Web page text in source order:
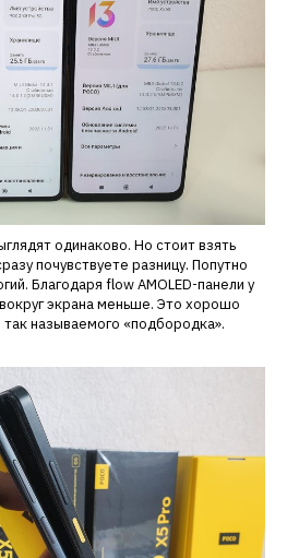
одинаково. Но стоит взять
почувствуете разницу. Попутно
Благодаря flow AMOLED-панели у
экрана меньше. Это хорошо
называемого «подбородка».